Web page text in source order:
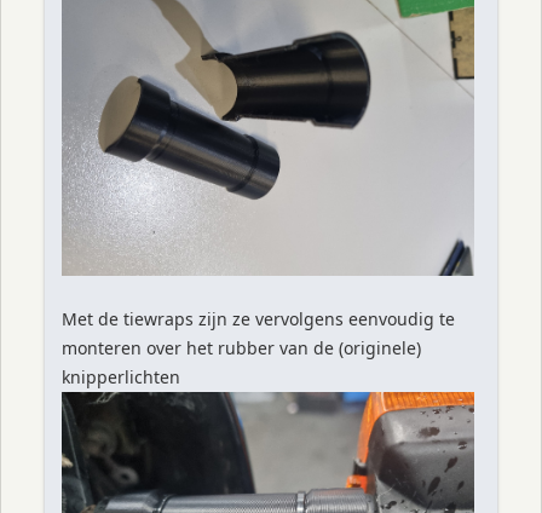
Met de tiewraps zijn ze vervolgens eenvoudig te
monteren over het rubber van de (originele)
knipperlichten